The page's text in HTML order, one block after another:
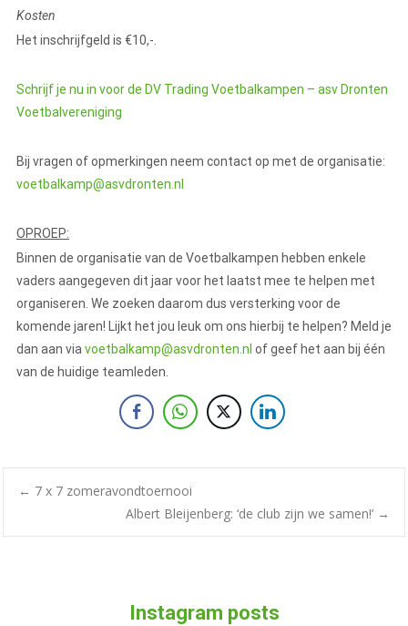
Kosten
Het inschrijfgeld is €10,-.
Schrijf je nu in voor de DV Trading Voetbalkampen – asv Dronten
Voetbalvereniging
Bij vragen of opmerkingen neem contact op met de organisatie:
voetbalkamp@asvdronten.nl
OPROEP:
Binnen de organisatie van de Voetbalkampen hebben enkele
vaders aangegeven dit jaar voor het laatst mee te helpen met
organiseren. We zoeken daarom dus versterking voor de
komende jaren! Lijkt het jou leuk om ons hierbij te helpen? Meld je
dan aan viavoetbalkamp@asvdronten.nl of geef het aan bij één
van de huidige teamleden.
← 7 x 7 zomeravondtoernooi
Albert Bleijenberg: ‘de club zijn we samen!’ →
Instagram posts